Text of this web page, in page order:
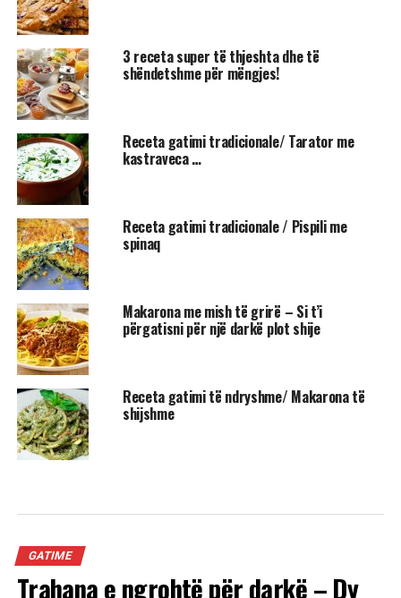
3 receta super të thjeshta dhe të
shëndetshme për mëngjes!
Receta gatimi tradicionale/ Tarator me
kastraveca …
Receta gatimi tradicionale / Pispili me
spinaq
Makarona me mish të grirë – Si t’i
përgatisni për një darkë plot shije
Receta gatimi të ndryshme/ Makarona të
shijshme
GATIME
Trahana e ngrohtë për darkë – Dy